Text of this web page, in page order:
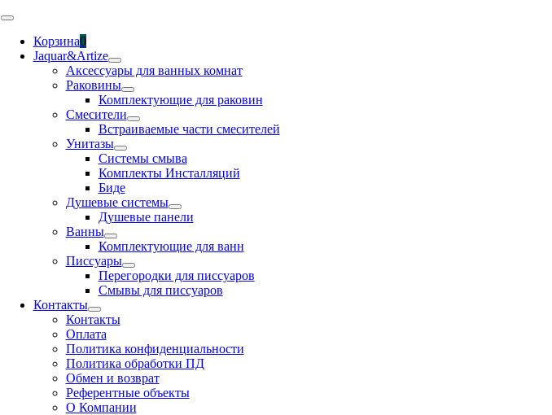
Skip
content
Toggle
NavigationКорзина0
Jaquar&Artize
Аксессуары для ванных комнат
Раковины
Комплектующие для раковин
Смесители
Встраиваемые части смесителей
Унитазы
Системы смыва
Комплекты Инсталляций
Биде
Душевые системы
Душевые панели
Ванны
Комплектующие для ванн
Писсуары
Перегородки для писсуаров
Смывы для писсуаров
Контакты
Контакты
Оплата
Политика конфиденциальности
Политика обработки ПД
Обмен и возврат
Референтные объекты
О Компании